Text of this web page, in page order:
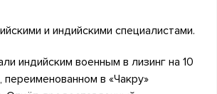
и индийскими специалистами.
индийским военным в лизинг на 10
переименованном в «Чакру»